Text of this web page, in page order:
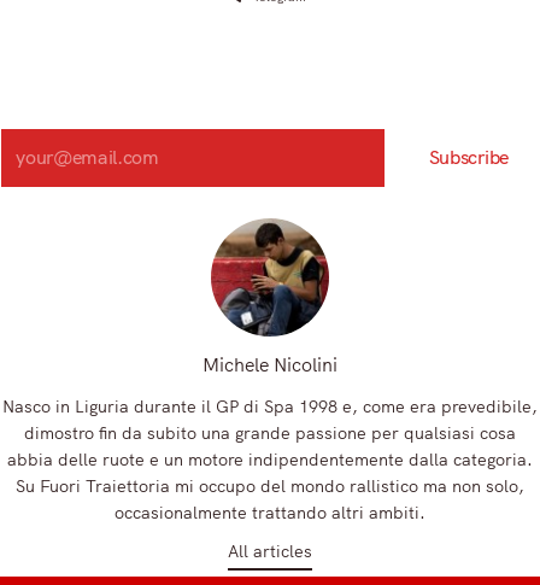
Search
Subscribe
Michele Nicolini
Nasco in Liguria durante il GP di Spa 1998 e, come era prevedibile,
dimostro fin da subito una grande passione per qualsiasi cosa
abbia delle ruote e un motore indipendentemente dalla categoria.
Su Fuori Traiettoria mi occupo del mondo rallistico ma non solo,
occasionalmente trattando altri ambiti.
All articles